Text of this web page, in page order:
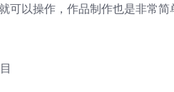
可以操作，作品制作也是非常